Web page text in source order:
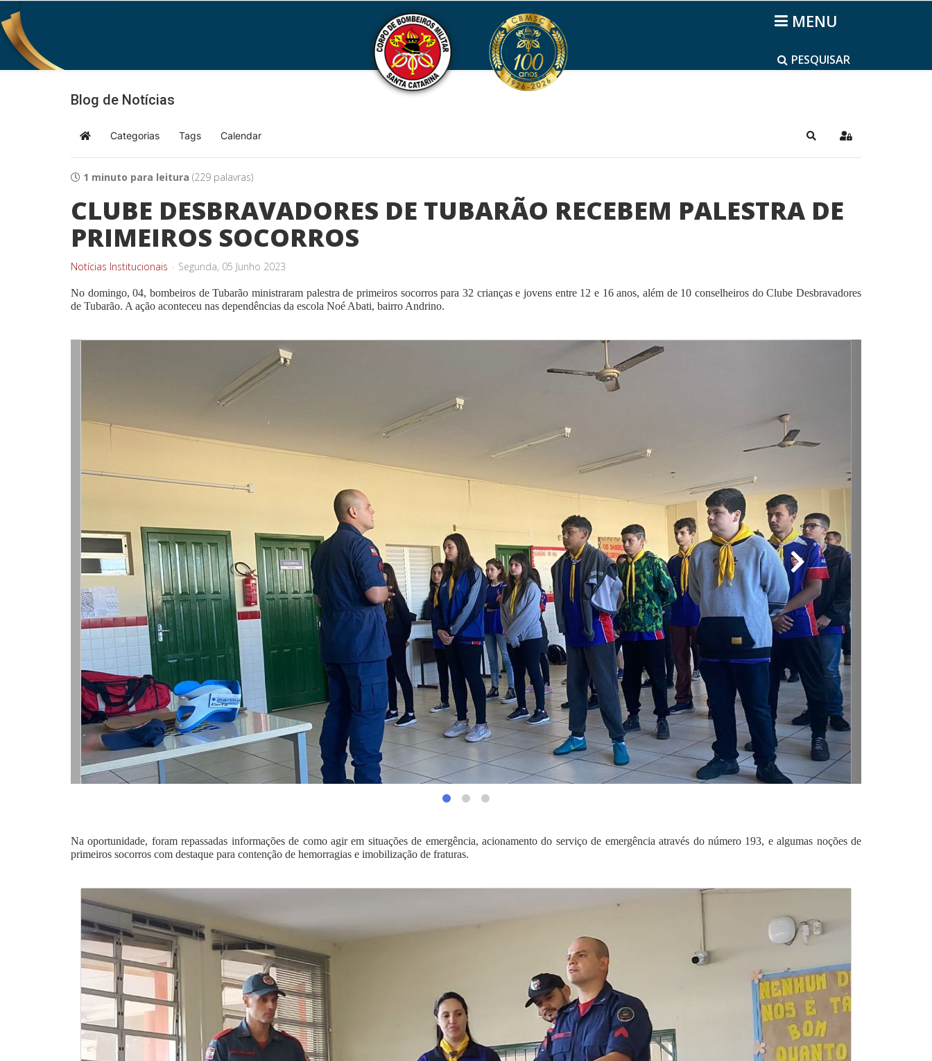
PESQUISAR
MENU
Blog de Notícias
Home Categorias Tags Calendar PesquisarSign In
1 minuto para leitura (229 palavras)
CLUBE DESBRAVADORES DE TUBARÃO RECEBEM PALESTRA DE
PRIMEIROS SOCORROS
Notícias Institucionais Segunda, 05 Junho 2023
No domingo, 04, bombeiros de Tubarão ministraram palestra de primeiros socorros para 32 crianças e jovens entre 12 e 16 anos, além de 10 conselheiros do Clube Desbravadores
de Tubarão. A ação aconteceu nas dependências da escola Noé Abati, bairro Andrino.
Na oportunidade, foram repassadas informações de como agir em situações de emergência, acionamento do serviço de emergência através do número 193, e algumas noções de
primeiros socorros com destaque para contenção de hemorragias e imobilização de fraturas.